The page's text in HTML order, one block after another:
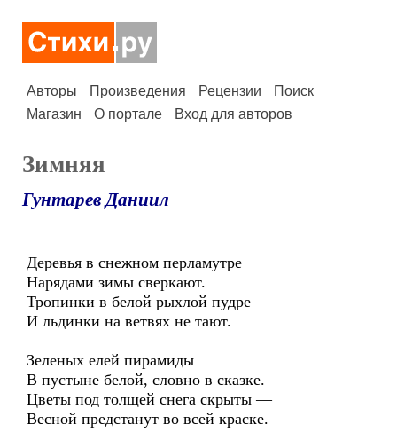
Авторы Произведения Рецензии
Поиск
Магазин
О портале Вход для авторов
Зимняя
Гунтарев Даниил
Деревья в снежном перламутре
Нарядами зимы сверкают.
Тропинки в белой рыхлой пудре
И льдинки на ветвях не тают.
Зеленых елей пирамиды
В пустыне белой, словно в сказке.
Цветы под толщей снега скрыты —
Весной предстанут во всей краске.